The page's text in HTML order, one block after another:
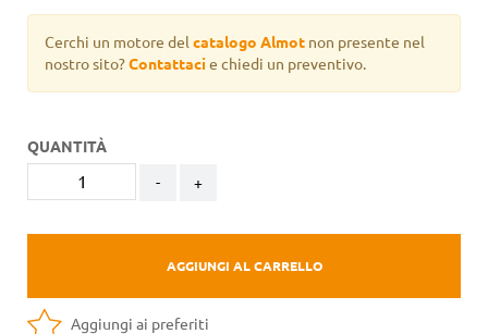
Cerchi un motore del catalogo Almot non presente nel
nostro sito?Contattacie chiedi un preventivo.
QUANTITÀ
- +
AGGIUNGI AL CARRELLO
Aggiungi ai preferiti